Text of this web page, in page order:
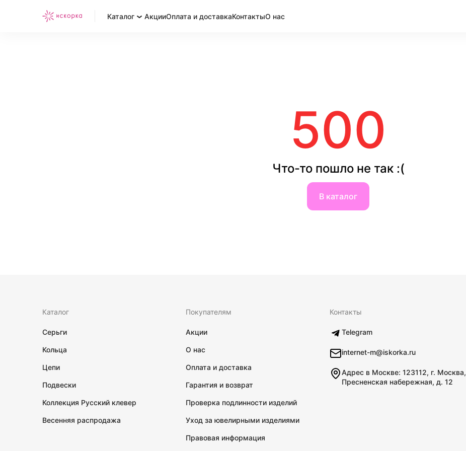
Каталог АкцииОплата и доставкаКонтактыО нас
500
Что-то пошло не так :(
В каталог
Каталог
Серьги
Кольца
Цепи
Подвески
Коллекция Русский клевер
Весенняя распродажа
Покупателям
Акции
О нас
Оплата и доставка
Гарантия и возврат
Проверка подлинности изделий
Уход за ювелирными изделиями
Правовая информация
Контакты
Telegram
internet-m@iskorka.ru
Адрес в Москве: 123112, г. Москва,
Пресненская набережная, д. 12